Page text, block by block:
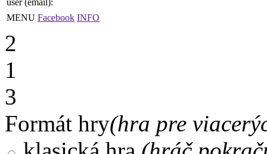
MENU Facebook INFO
2
1
3
Formát hry(hra pre